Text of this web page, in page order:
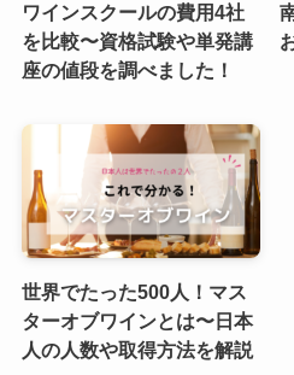
ワインスクールの費用4社
を比較〜資格試験や単発講
座の値段を調べました！
世界でたった500人！マス
ターオブワインとは〜日本
人の人数や取得方法を解説